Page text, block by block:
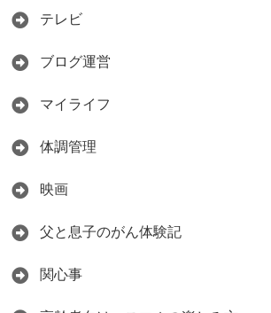
テレビ
ブログ運営
マイライフ
体調管理
映画
父と息子のがん体験記
関心事